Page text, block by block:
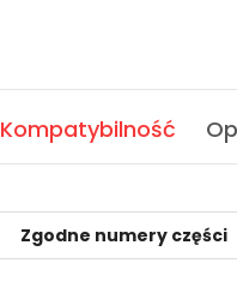
Kompatybilność
Zgodne numery części